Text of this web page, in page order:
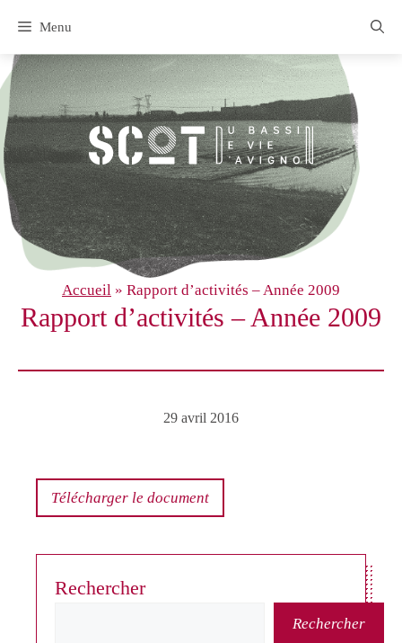
contenu
Menu
Accueil » Rapport d’activités – Année 2009
Rapport d’activités – Année 2009
29 avril 2016
Télécharger le document
Rechercher
Rechercher